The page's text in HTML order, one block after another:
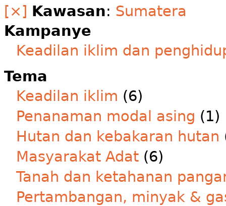
[×] Kawasan: Sumatera
Kampanye
Keadilan iklim dan
Tema
Keadilan iklim (6)
Penanaman modal asing (1)
Hutan dan kebakaran hutan
Masyarakat Adat (6)
Tanah dan ketahanan
Pertambangan, minyak &